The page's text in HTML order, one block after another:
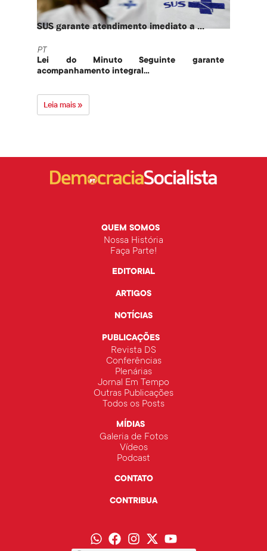
SUS garante atendimento imediato a ...
PT
Lei do Minuto Seguinte garante
acompanhamento integral...
Leia mais »
QUEM SOMOS
Nossa História
Faça Parte!
EDITORIAL
ARTIGOS
NOTÍCIAS
PUBLICAÇÕES
Revista DS
Conferências
Plenárias
Jornal Em Tempo
Outras Publicações
Todos os Posts
MÍDIAS
Galeria de Fotos
Vídeos
Podcast
CONTATO
CONTRIBUA